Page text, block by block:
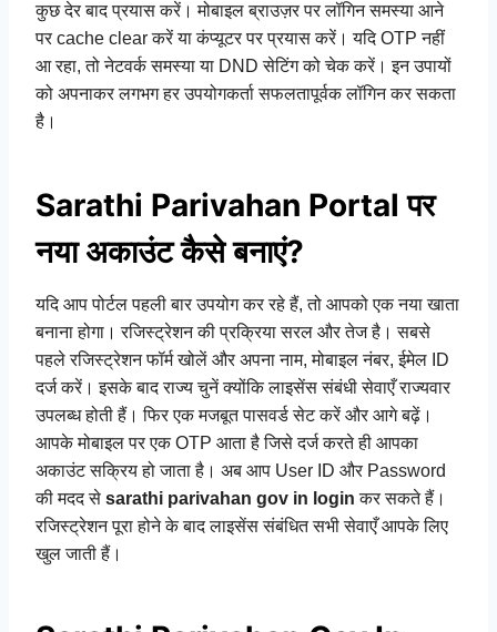
कुछ देर बाद प्रयास करें। मोबाइल ब्राउज़र पर लॉगिन समस्या आने
पर cache clear करें या कंप्यूटर पर प्रयास करें। यदि OTP नहीं
आ रहा, तो नेटवर्क समस्या या DND सेटिंग को चेक करें। इन उपायों
को अपनाकर लगभग हर उपयोगकर्ता सफलतापूर्वक लॉगिन कर सकता
है।
Sarathi Parivahan Portal पर
नया अकाउंट कैसे बनाएं?
यदि आप पोर्टल पहली बार उपयोग कर रहे हैं, तो आपको एक नया खाता
बनाना होगा। रजिस्ट्रेशन की प्रक्रिया सरल और तेज है। सबसे
पहले रजिस्ट्रेशन फॉर्म खोलें और अपना नाम, मोबाइल नंबर, ईमेल ID
दर्ज करें। इसके बाद राज्य चुनें क्योंकि लाइसेंस संबंधी सेवाएँ राज्यवार
उपलब्ध होती हैं। फिर एक मजबूत पासवर्ड सेट करें और आगे बढ़ें।
आपके मोबाइल पर एक OTP आता है जिसे दर्ज करते ही आपका
अकाउंट सक्रिय हो जाता है। अब आप User ID और Password
की मदद से sarathi parivahan gov in login कर सकते हैं।
रजिस्ट्रेशन पूरा होने के बाद लाइसेंस संबंधित सभी सेवाएँ आपके लिए
खुल जाती हैं।